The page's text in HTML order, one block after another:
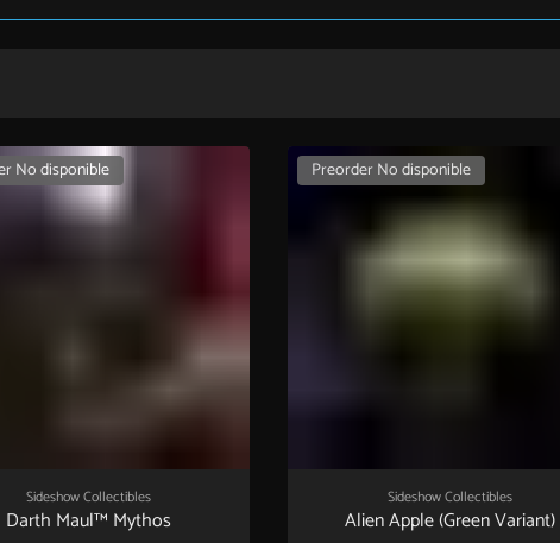
No disponible
Sideshow Collectibles
Darth Maul™ Mythos
Preorder No disponible
Sideshow Collectibles
Alien Apple (Green Variant)